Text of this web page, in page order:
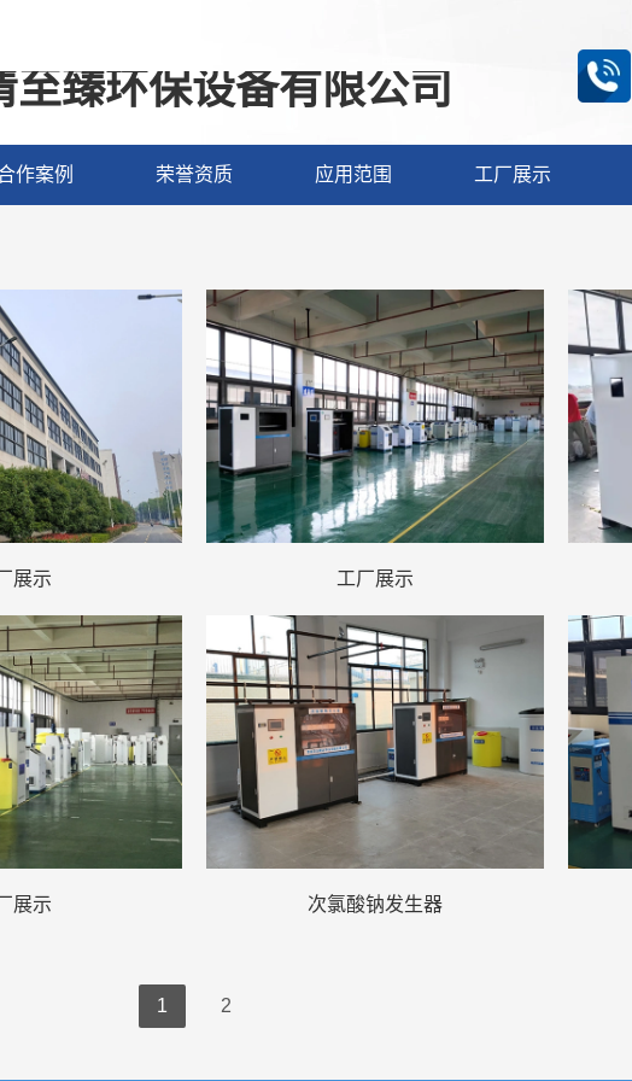
作案例 荣誉资质 应用范围 工厂展示
至臻环保设备有限公司
展示 工厂展示
展示 次氯酸钠发生器
1 2